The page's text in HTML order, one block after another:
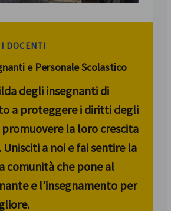
DOCENTI
e Personale Scolastico
degli insegnanti di
a proteggere i diritti degli
la loro crescita
a noi e fai sentire la
comunità che pone al
e l’insegnamento per